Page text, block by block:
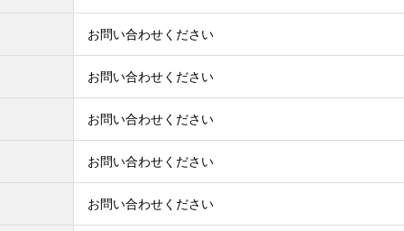
お問い合わせください
お問い合わせください
お問い合わせください
お問い合わせください
お問い合わせください